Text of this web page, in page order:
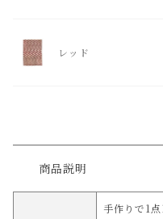
レッド
商品説明
手作りで1